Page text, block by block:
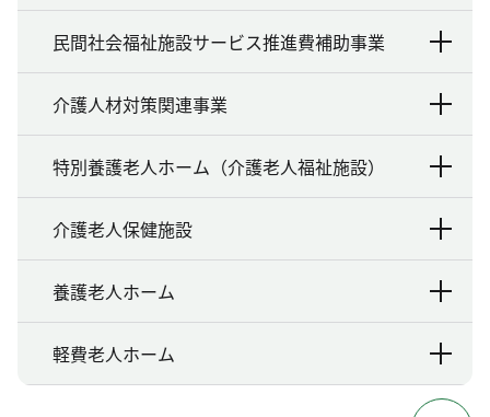
民間社会福祉施設サービス推進費補助事業
介護人材対策関連事業
特別養護老人ホーム（介護老人福祉施設）
介護老人保健施設
養護老人ホーム
軽費老人ホーム